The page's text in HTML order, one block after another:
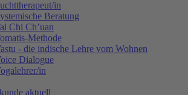
in
Beratung
Chi Ch’uan
Methode
- die indische Lehre vom Wohnen
Dialogue
in
aktuell